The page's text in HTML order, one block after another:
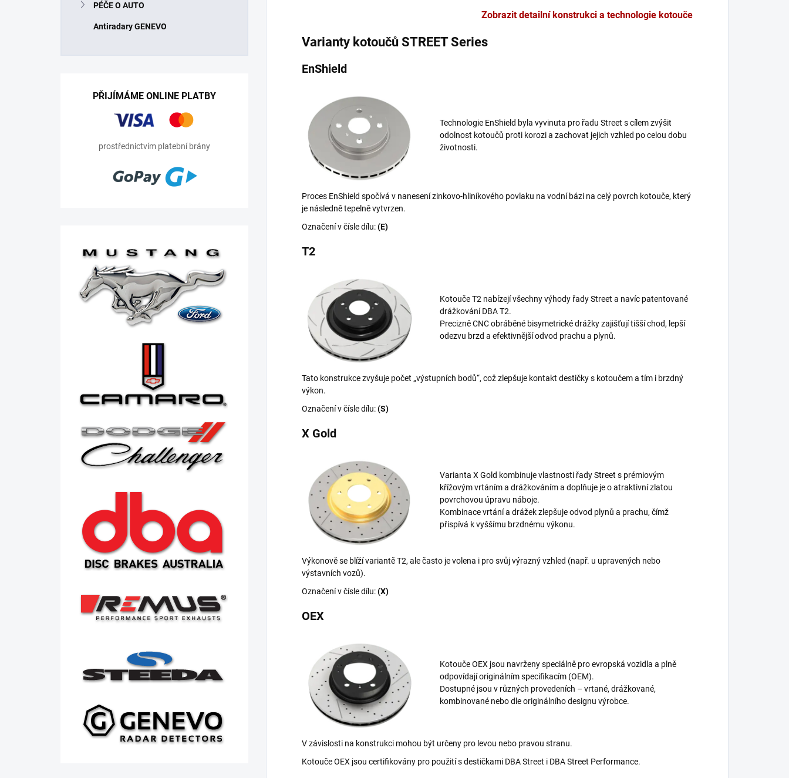
PÉČE O AUTO
Antiradary GENEVO
PŘIJÍMÁME ONLINE PLATBY
prostřednictvím platební brány
Zobrazit detailní konstrukci a technologie kotouče
Varianty kotoučů STREET Series
EnShield
Technologie EnShield byla vyvinuta pro řadu Street s cílem zvýšit
odolnost kotoučů proti korozi a zachovat jejich vzhled po celou dobu
životnosti.
Proces EnShield spočívá v nanesení zinkovo-hliníkového povlaku na vodní bázi na celý povrch kotouče, který
je následně tepelně vytvrzen.
Označení v čísle dílu:(E)
T2
Kotouče T2 nabízejí všechny výhody řady Street a navíc patentované
drážkování DBA T2.
Precizně CNC obráběné bisymetrické drážky zajišťují tišší chod, lepší
odezvu brzd a efektivnější odvod prachu a plynů.
Tato konstrukce zvyšuje počet „výstupních bodů“, což zlepšuje kontakt destičky s kotoučem a tím i brzdný
výkon.
Označení v čísle dílu:(S)
X Gold
Varianta X Gold kombinuje vlastnosti řady Street s prémiovým
křížovým vrtáním a drážkováním a doplňuje je o atraktivní zlatou
povrchovou úpravu náboje.
Kombinace vrtání a drážek zlepšuje odvod plynů a prachu, čímž
přispívá k vyššímu brzdnému výkonu.
Výkonově se blíží variantě T2, ale často je volena i pro svůj výrazný vzhled (např. u upravených nebo
výstavních vozů).
Označení v čísle dílu:(X)
OEX
Kotouče OEX jsou navrženy speciálně pro evropská vozidla a plně
odpovídají originálním specifikacím (OEM).
Dostupné jsou v různých provedeních – vrtané, drážkované,
kombinované nebo dle originálního designu výrobce.
V závislosti na konstrukci mohou být určeny pro levou nebo pravou stranu.
Kotouče OEX jsou certifikovány pro použití s destičkami DBA Street i DBA Street Performance.